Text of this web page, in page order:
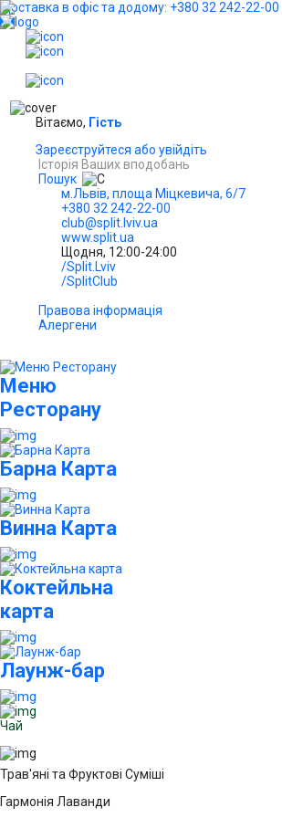
Доставка в офіс та додому: +380 32 242-22-00
Вітаємо, Гість
Зареєструйтеся або увійдіть
Історія Ваших вподобань
Пошук
м.Львів, площа Міцкевича, 6/7
+380 32 242-22-00
club@split.lviv.ua
www.split.ua
Щодня, 12:00-24:00
/Split.Lviv
/SplitClub
Правова інформація
Алергени
Меню
Ресторану
Барна Карта
Винна Карта
Коктейльна
карта
Лаунж-бар
Чай
Трав'яні та Фруктові Суміші
Гармонія Лаванди
...